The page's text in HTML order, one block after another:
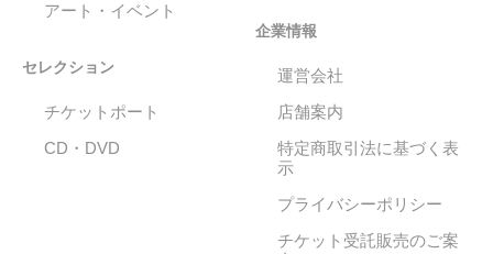
アート・イベント
セレクション
チケットポート
CD・DVD
企業情報
運営会社
店舗案内
特定商取引法に基づく表
示
プライバシーポリシー
チケット受託販売のご案